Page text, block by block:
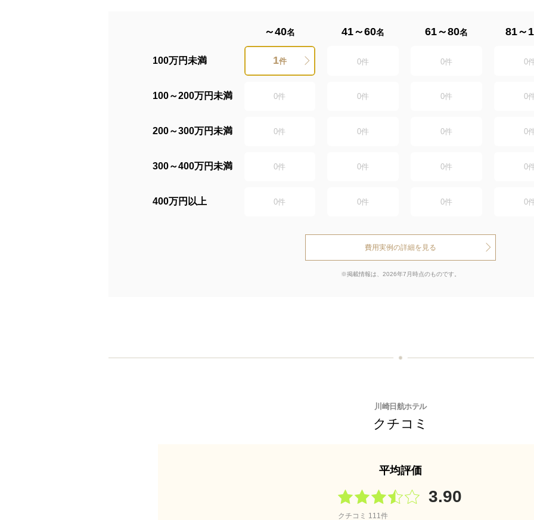
～40名 41～60名 61～80名 81～
100万円未満 1件 0件 0件 0
100～200万円未満 0件 0件 0件 0
200～300万円未満 0件 0件 0件 0
300～400万円未満 0件 0件 0件 0
400万円以上 0件 0件 0件 0
費用実例の詳細を見る
※掲載情報は、2026年7月時点のものです。
川崎日航ホテル
クチコミ
平均評価
3.90
クチコミ 111件